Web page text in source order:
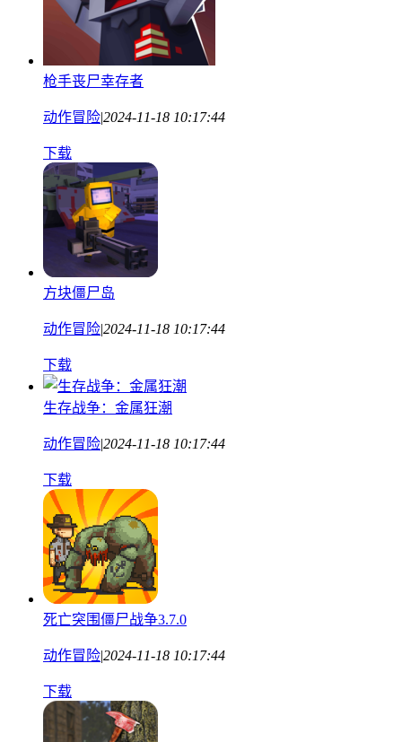
枪手丧尸幸存者
动作冒险|2024-11-18 10:17:44
下载
方块僵尸岛
动作冒险|2024-11-18 10:17:44
下载
生存战争：金属狂潮
动作冒险|2024-11-18 10:17:44
下载
死亡突围僵尸战争3.7.0
动作冒险|2024-11-18 10:17:44
下载